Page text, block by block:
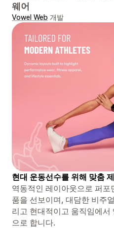
웨어
Vowel Web 개발
현대 운동선수를 위해 맞춤
역동적인 레이아웃으로 퍼
품을 선보이며, 대담한 비주
리고 현대적이고 움직임에서
으로 합니다.